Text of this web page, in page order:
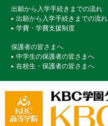
出願から入学手続きまでの流れ
出願から入学手続きまでの流れ
学費・学費支援制度
保護者の皆さまへ
中学生の保護者の皆さまへ
在校生・保護者の皆さまへ